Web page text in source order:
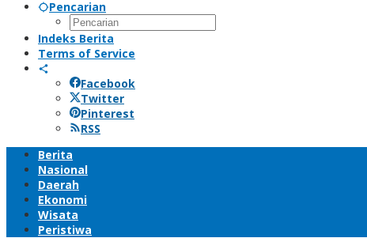
Pencarian
Indeks Berita
Terms of Service
Facebook
Twitter
Pinterest
RSS
Berita
Nasional
Daerah
Ekonomi
Wisata
Peristiwa